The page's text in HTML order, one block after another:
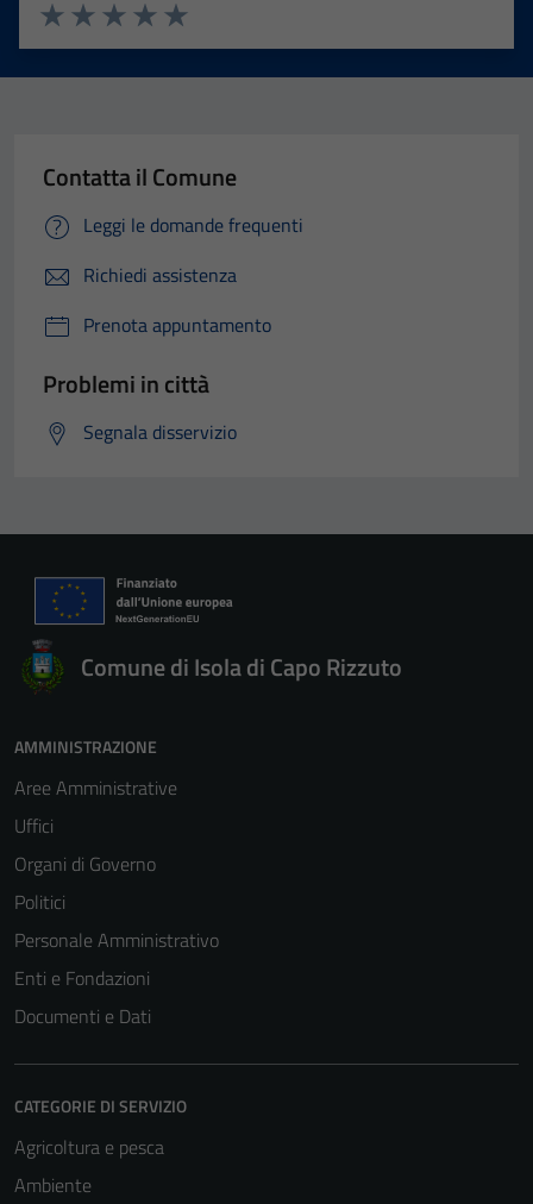
Valuta 5 stelle su 5
Valuta 4 stelle su 5
Valuta 3 stelle su 5
Valuta 2 stelle su 5
Valuta 1 stelle su 5
Contatta il Comune
Leggi le domande frequenti
Richiedi assistenza
Prenota appuntamento
Problemi in città
Segnala disservizio
Comune di Isola di Capo Rizzuto
AMMINISTRAZIONE
Aree Amministrative
Uffici
Organi di Governo
Politici
Personale Amministrativo
Enti e Fondazioni
Documenti e Dati
CATEGORIE DI SERVIZIO
Agricoltura e pesca
Ambiente